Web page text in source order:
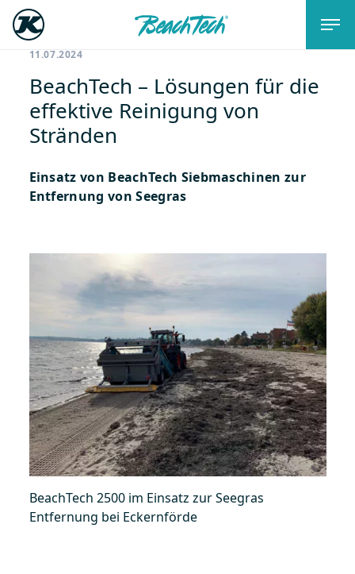
11.07.2024
BeachTech – Lösungen für die
effektive Reinigung von
Stränden
Einsatz von BeachTech Siebmaschinen zur
Entfernung von Seegras
BeachTech 2500 im Einsatz zur Seegras
Entfernung bei Eckernförde